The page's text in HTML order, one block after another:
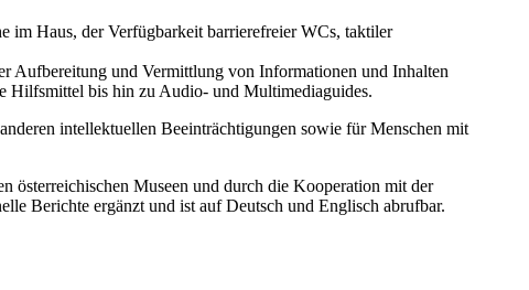
im Haus, der Verfügbarkeit barrierefreier WCs, taktiler
Aufbereitung und Vermittlung von Informationen und Inhalten
Hilfsmittel bis hin zu Audio- und Multimediaguides.
intellektuellen Beeinträchtigungen sowie für Menschen mit
österreichischen Museen und durch die Kooperation mit der
Berichte ergänzt und ist auf Deutsch und Englisch abrufbar.